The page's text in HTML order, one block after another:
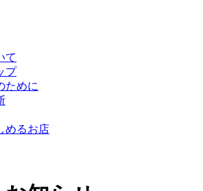
て
プ
ために
めるお店